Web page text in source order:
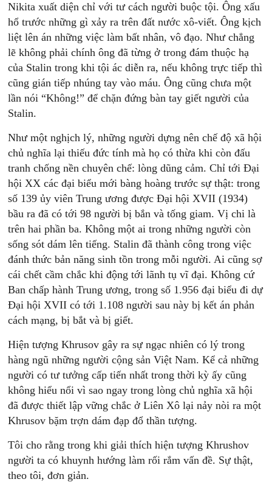
Nikita xuất diện chỉ với tư cách người buộc tội. Ông xấu
hổ trước những gì xảy ra trên đất nước xô-viết. Ông kịch
liệt lên án những việc làm bất nhân, vô đạo. Như chẳng
lẽ không phải chính ông đã từng ở trong đám thuộc hạ
của Stalin trong khi tội ác diễn ra, nếu không trực tiếp thì
cũng gián tiếp nhúng tay vào máu. Ông cũng chưa một
lần nói “Không!” để chặn đứng bàn tay giết người của
Stalin.
Như một nghịch lý, những người dựng nên chế độ xã hội
chủ nghĩa lại thiếu đức tính mà họ có thừa khi còn đấu
tranh chống nền chuyên chế: lòng dũng cảm. Chỉ tới Ðại
hội XX các đại biểu mới bàng hoàng trước sự thật: trong
số 139 ủy viên Trung ương được Ðại hội XVII (1934)
bầu ra đã có tới 98 người bị bắn và tống giam. Vị chi là
trên hai phần ba. Không một ai trong những người còn
sống sót dám lên tiếng. Stalin đã thành công trong việc
đánh thức bản năng sinh tồn trong mỗi người. Ai cũng sợ
cái chết cầm chắc khi động tới lãnh tụ vĩ đại. Không cứ
Ban chấp hành Trung ương, trong số 1.956 đại biểu đi dự
Ðại hội XVII có tới 1.108 người sau này bị kết án phản
cách mạng, bị bắt và bị giết.
Hiện tượng Khrusov gây ra sự ngạc nhiên có lý trong
hàng ngũ những người cộng sản Việt Nam. Kể cả những
người có tư tưởng cấp tiến nhất trong thời kỳ ấy cũng
không hiểu nổi vì sao ngay trong lòng chủ nghĩa xã hội
đã được thiết lập vững chắc ở Liên Xô lại nảy nòi ra một
Khrusov bặm trợn dám đạp đổ thần tượng.
Tôi cho rằng trong khi giải thích hiện tượng Khrushov
người ta có khuynh hướng làm rối rắm vấn đề. Sự thật,
theo tôi, đơn giản.